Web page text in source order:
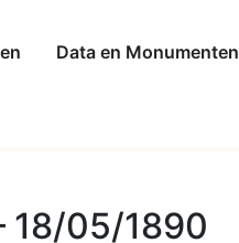
Data en Monumenten
18/05/1890